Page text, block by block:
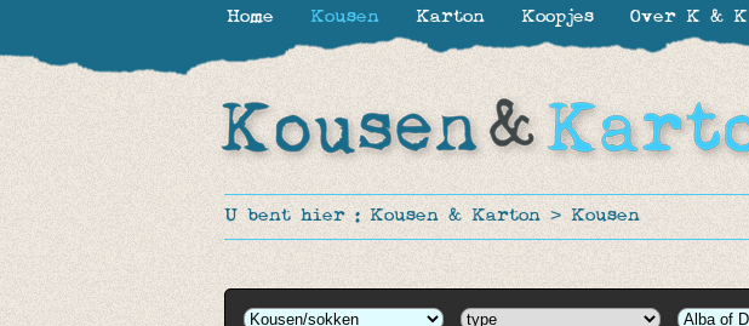
U bent hier : Kousen & Karton > Kousen
Home Kousen Karton Koopjes Over K & K